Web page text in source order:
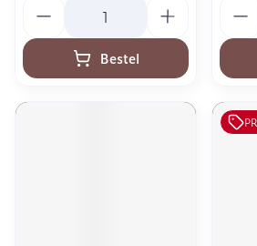
Bestel